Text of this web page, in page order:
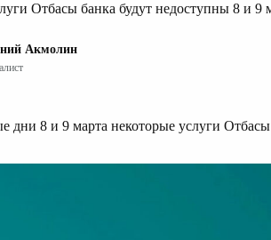
Отбасы банка будут недоступны 8 и 9
Акмолин
дни 8 и 9 марта некоторые услуги Отбасы